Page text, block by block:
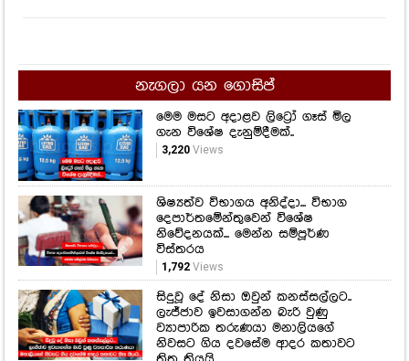
නැගලා යන ගොසිප්
මෙම මසට අදාළව ලිට්‍රෝ ගෑස් මිල
ගැන විශේෂ දැනුම්දීමක්..
3,220Views
ශිෂ්‍යත්ව විභාගය අනිද්දා... විභාග
දෙපාර්තමේන්තුවෙන් විශේෂ
නිවේදනයක්... මෙන්න සම්පූර්ණ
විස්තරය